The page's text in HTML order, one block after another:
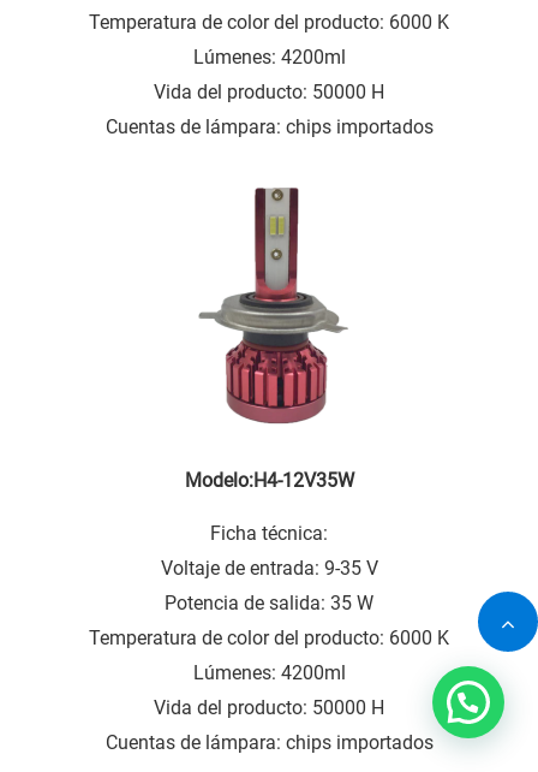
Temperatura de color del producto: 6000 K
Lúmenes: 4200ml
Vida del producto: 50000 H
Cuentas de lámpara: chips importados
Modelo:H4-12V35W
Ficha técnica:
Voltaje de entrada: 9-35 V
Potencia de salida: 35 W
Temperatura de color del producto: 6000 K
Lúmenes: 4200ml
Vida del producto: 50000 H
Cuentas de lámpara: chips importados